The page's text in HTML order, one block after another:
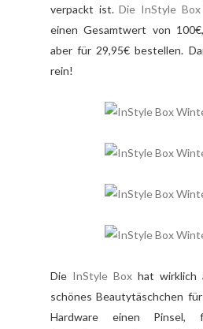
verpackt ist.Die InStyle
einen Gesamtwert von
aber für 29,95€ bestellen.
rein!
Die InStyle Box hat wirklich
schönes Beautytäschchen
Hardware einen Pinsel,